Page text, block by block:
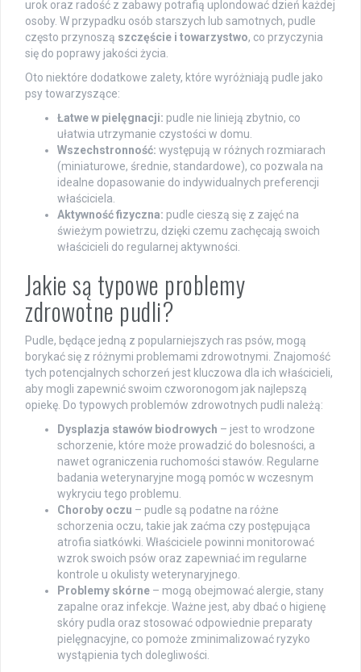
urok oraz radość z zabawy potrafią uplondować dzień każdej
osoby. W przypadku osób starszych lub samotnych, pudle
często przynoszą szczęście i towarzystwo, co przyczynia
się do poprawy jakości życia.
Oto niektóre dodatkowe zalety, które wyróżniają pudle jako
psy towarzyszące:
Łatwe w pielęgnacji: pudle nie linieją zbytnio, co
ułatwia utrzymanie czystości w domu.
Wszechstronność: występują w różnych rozmiarach
(miniaturowe, średnie, standardowe), co pozwala na
idealne dopasowanie do indywidualnych preferencji
właściciela.
Aktywność fizyczna: pudle cieszą się z zajęć na
świeżym powietrzu, dzięki czemu zachęcają swoich
właścicieli do regularnej aktywności.
Jakie są typowe problemy
zdrowotne pudli?
Pudle, będące jedną z popularniejszych ras psów, mogą
borykać się z różnymi problemami zdrowotnymi. Znajomość
tych potencjalnych schorzeń jest kluczowa dla ich właścicieli,
aby mogli zapewnić swoim czworonogom jak najlepszą
opiekę. Do typowych problemów zdrowotnych pudli należą:
Dysplazja stawów biodrowych – jest to wrodzone
schorzenie, które może prowadzić do bolesności, a
nawet ograniczenia ruchomości stawów. Regularne
badania weterynaryjne mogą pomóc w wczesnym
wykryciu tego problemu.
Choroby oczu – pudle są podatne na różne
schorzenia oczu, takie jak zaćma czy postępująca
atrofia siatkówki. Właściciele powinni monitorować
wzrok swoich psów oraz zapewniać im regularne
kontrole u okulisty weterynaryjnego.
Problemy skórne – mogą obejmować alergie, stany
zapalne oraz infekcje. Ważne jest, aby dbać o higienę
skóry pudla oraz stosować odpowiednie preparaty
pielęgnacyjne, co pomoże zminimalizować ryzyko
wystąpienia tych dolegliwości.